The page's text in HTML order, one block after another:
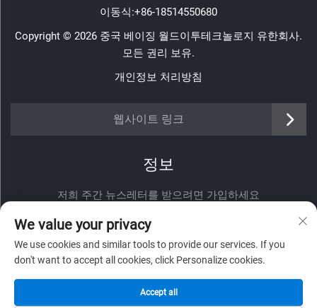
이동식:+86-18514550680
Copyright © 2026 중국 베이징 월드이투테크놀로지 유한회사.
모든 권리 보유.
개인정보 처리방침
웹사이트 링크
정보
저희 주간 뉴스레터를 받으려면 가입하세요
We value your privacy
We use cookies and similar tools to provide our services. If you
don't want to accept all cookies, click Personalize cookies.
Accept all